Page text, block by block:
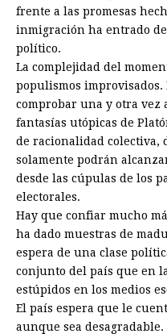
frente a las promesas
inmigración ha entrado
político.
La complejidad del
populismos improvisados.
comprobar una y otra vez
fantasías utópicas de
de racionalidad colectiva,
solamente podrán
desde las cúpulas de los
electorales.
Hay que confiar mucho
ha dado muestras de
espera de una clase
conjunto del país que en
estúpidos en los medios
El país espera que le
aunque sea